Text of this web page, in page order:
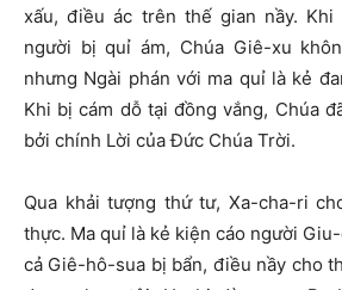
xấu, điều ác trên thế gian nầy.
người bị quỉ ám, Chúa Giê-xu
nhưng Ngài phán với ma quỉ là kẻ
Khi bị cám dỗ tại đồng vắng, Chúa
bởi chính Lời của Đức Chúa Trời.
Qua khải tượng thứ tư, Xa-cha-ri
thực. Ma quỉ là kẻ kiện cáo người
cả Giê-hô-sua bị bẩn, điều nầy cho